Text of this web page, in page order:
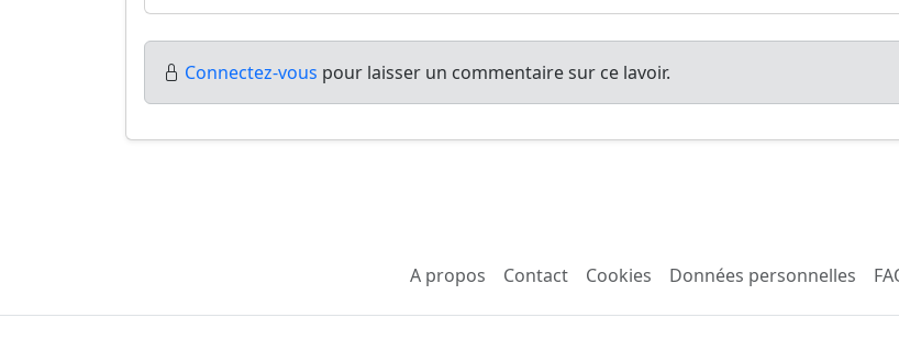
Connectez-vous pour laisser un commentaire sur ce lavoir.
A propos Contact Cookies Données personnelles